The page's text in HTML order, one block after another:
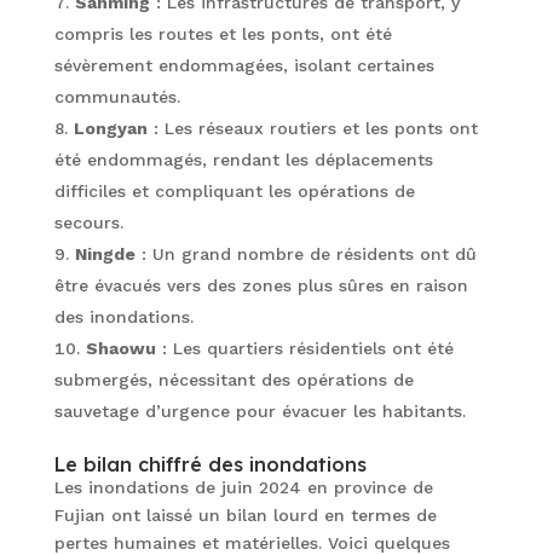
compris les routes et les ponts, ont été
sévèrement endommagées, isolant certaines
communautés.
Longyan : Les réseaux routiers et les ponts ont
été endommagés, rendant les déplacements
difficiles et compliquant les opérations de
secours.
Ningde: Un grand nombre de résidents ont dû
être évacués vers des zones plus sûres en raison
des inondations.
Shaowu : Les quartiers résidentiels ont été
submergés, nécessitant des opérations de
sauvetage d’urgence pour évacuer les habitants.
Le bilan chiffré des inondations
Les inondations de juin 2024 en province de
Fujian ont laissé un bilan lourd en termes de
pertes humaines et matérielles. Voici quelques